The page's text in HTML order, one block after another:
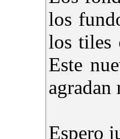
los
los tiles
Este
agradan
Espero